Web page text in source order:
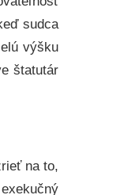
sudca
výšku
štatutár
na to,